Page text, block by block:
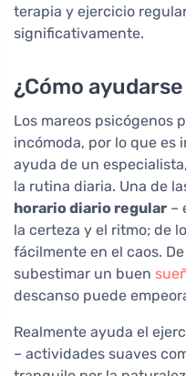
terapia y ejercicio
significativamente.
¿Cómo
Los mareos psicógenos
incómoda, por lo que es
ayuda de un
la rutina diaria. Una de
horario diario regular –
la certeza y el ritmo; de
fácilmente en el caos.
subestimar un buen
descanso puede
Realmente ayuda el
– actividades suaves